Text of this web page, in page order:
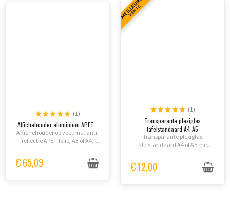
(1)
Affichehouder aluminium APET...
Affichehouder op voet met anti-
reflectie APET-folie, A3 of A4,
€ 65,09
(1)
Transparante plexiglas
tafelstandaard A4 A5
Transparante plexiglas
tafelstandaard A4 of A5 met
(verkocht per 25 stuks).
€ 12,00
MEILLEURE
VENTE